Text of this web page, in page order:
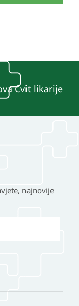
Cvit likarije
najnovije